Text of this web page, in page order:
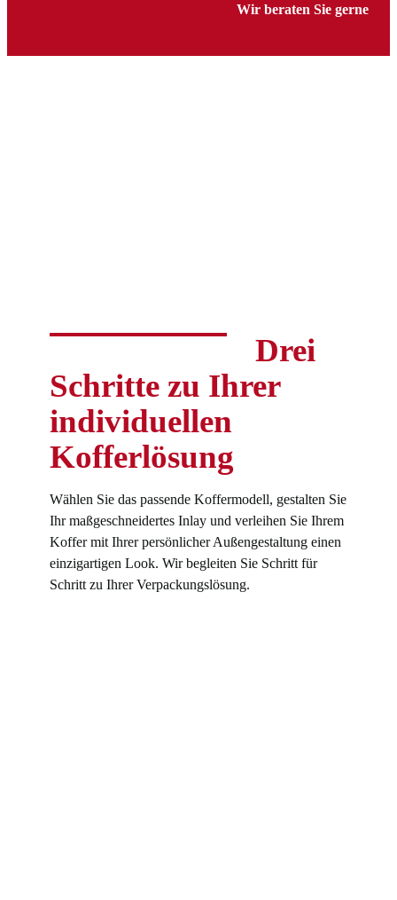
Wir beraten Sie gerne
Drei
Schritte zu Ihrer
individuellen
Kofferlösung
Wählen Sie das passende Koffermodell, gestalten Sie
Ihr maßgeschneidertes Inlay und verleihen Sie Ihrem
Koffer mit Ihrer persönlicher Außengestaltung einen
einzigartigen Look. Wir begleiten Sie Schritt für
Schritt zu Ihrer Verpackungslösung.